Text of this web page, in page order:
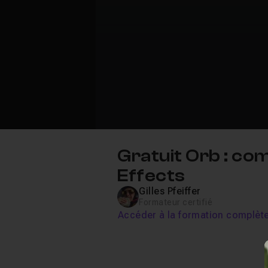
Gratuit Orb :
Effects
Gilles Pfeiffer
Accéder à la formation